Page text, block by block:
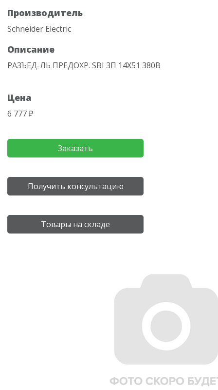
Производитель
Schneider Electric
Описание
РАЗЪЕД-ЛЬ ПРЕДОХР. SBI 3П 14X51 380В
Цена
6 777 ₽
Заказать
Получить консультацию
Товары на складе